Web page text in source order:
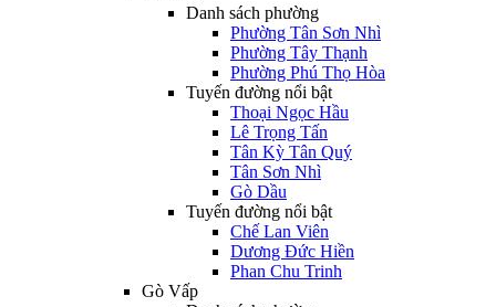
Danh sách phường
Phường Tân Sơn Nhì
Phường Tây Thạnh
Phường Phú Thọ Hòa
Tuyến đường nổi bật
Thoại Ngọc Hầu
Lê Trọng Tấn
Tân Kỳ Tân Quý
Tân Sơn Nhì
Gò Dầu
Tuyến đường nổi bật
Chế Lan Viên
Dương Đức Hiền
Phan Chu Trinh
Gò Vấp